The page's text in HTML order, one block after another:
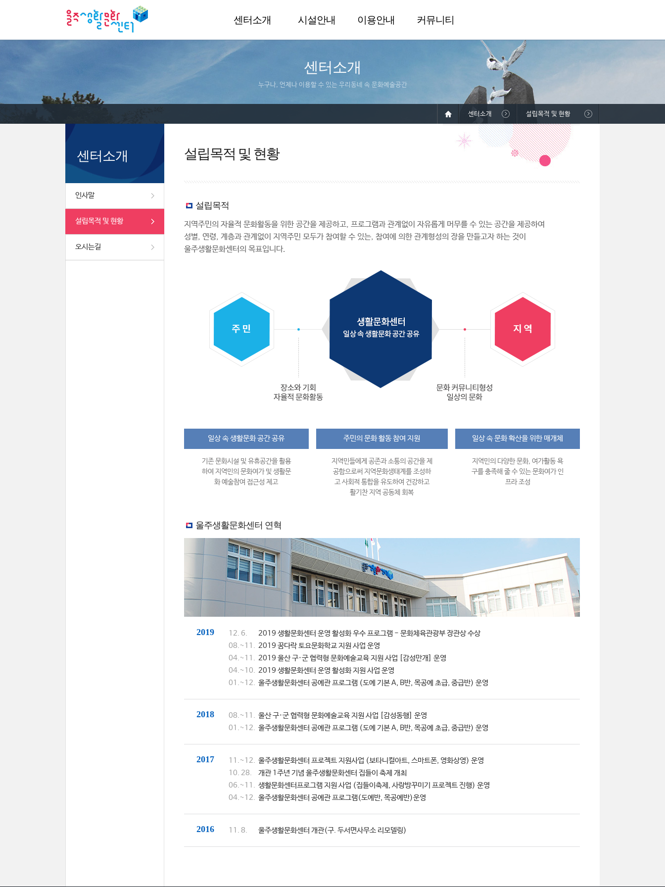
센터소개 시설안내 이용안내 커뮤니티
센터소개
누구나, 언제나 이용할 수 있는 우리동네 속 문화예술공간
센터소개
인사말
설립목적 및 현황
오시는길
센터소개 설립목적 및 현황
설립목적 및 현황
설립목적
지역주민의 자율적 문화활동을 위한 공간을 제공하고, 프로그램과 관계없이 자유롭게 머무를 수 있는 공간을 제공하여
성별, 연령, 계층과 관계없이 지역주민 모두가 참여할 수 있는, 참여에 의한 관계형성의 장을 만들고자 하는 것이
울주생활문화센터의 목표입니다.
일상 속 생활문화 공간 공유
기존 문화시설 및 유휴공간을 활용
하여 지역민의 문화여가 및 생활문
화 예술참여 접근성 제고
주민의 문화 활동 참여 지원
지역민들에게 공존과 소통의 공간을 제
공함으로써 지역문화생태계를 조성하
고 사회적 통합을 유도하여 건강하고
활기찬 지역 공동체 회복
일상 속 문화 확산을 위한 매개체
지역민의 다양한 문화, 여가활동 욕
구를 충족해 줄 수 있는 문화여가 인
프라 조성
울주생활문화센터 연혁
2019 12. 6.
2019 생활문화센터 운영 활성화 우수 프로그램 - 문화체육관광부 장관상 수상
08.~11. 2019 꿈다락 토요문화학교 지원 사업 운영
04.~11. 2019 울산 구·군 협력형 문화예술교육 지원 사업 [감성만개] 운영
04.~10. 2019 생활문화센터 운영 활성화 지원 사업 운영
01.~12. 울주생활문화센터 공예관 프로그램 (도예 기본 A, B반, 목공예 초급, 중급반) 운영
2018 08.~11. 울산 구·군 협력형 문화예술교육 지원 사업 [감성동행] 운영
01.~12. 울주생활문화센터 공예관 프로그램 (도예 기본 A, B반, 목공예 초급, 중급반) 운영
2017 11.~12. 울주생활문화센터 프로젝트 지원사업 (보타니컬아트, 스마트폰, 영화상영) 운영
10. 28.
개관 1주년 기념 울주생활문화센터 집들이 축제 개최
06.~11. 생활문화센터프로그램 지원 사업 (집들이축제, 사랑방꾸미기 프로젝트 진행) 운영
04.~12. 울주생활문화센터 공예관 프로그램(도예반, 목공예반)운영
2016 11. 8. 울주생활문화센터 개관(구. 두서면사무소 리모델링)